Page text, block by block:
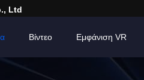
Ltd
Βίντεο Εμφάνιση VR